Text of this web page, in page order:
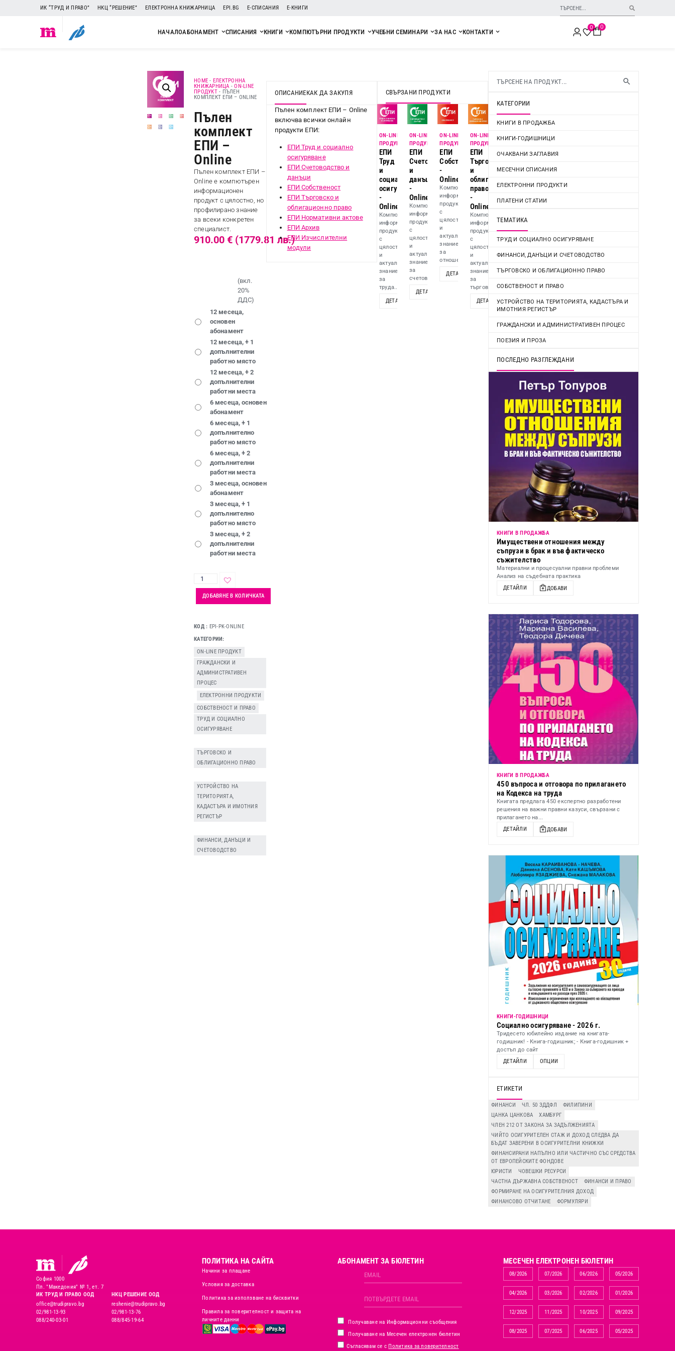
ИК “ТРУД И ПРАВО” НКЦ “РЕШЕНИЕ” ЕЛЕКТРОННА КНИЖАРНИЦА EPI.BG Е-СПИСАНИЯ Е-КНИГИ
НАЧАЛОАБОНАМЕНТ СПИСАНИЯ КНИГИ КОМПЮТЪРНИ ПРОДУКТИ УЧЕБНИ СЕМИНАРИ ЗА НАС КОНТАКТИ
0 0
HOME - ЕЛЕКТРОННА
КНИЖАРНИЦА -ON-LINE
ПРОДУКТ- ПЪЛЕН
КОМПЛЕКТ ЕПИ – ONLINE
Пълен
комплект
ЕПИ –
Online
Пълен комплект ЕПИ –
Online е компютърен
информационен
продукт с цялостно, но
профилирано знание
за всеки конкретен
специалист.
(вкл.
20%
ДДС)
12 месеца,
основен
абонамент
12 месеца, + 1
допълнителни
работно място
12 месеца, + 2
допълнителни
работни места
6 месеца, основен
абонамент
6 месеца, + 1
допълнително
работно място
6 месеца, + 2
допълнителни
работни места
3 месеца, основен
абонамент
3 месеца, + 1
допълнително
работно място
3 месеца, + 2
допълнителни
работни места
ДОБАВЯНЕ В КОЛИЧКАТА
КОД
EPI-PK-ONLINE
КАТЕГОРИИ
ON-LINE ПРОДУКТ
ГРАЖДАНСКИ И
АДМИНИСТРАТИВЕН
ПРОЦЕС
ЕЛЕКТРОННИ ПРОДУКТИ
СОБСТВЕНОСТ И ПРАВО
ТРУД И СОЦИАЛНО
ОСИГУРЯВАНЕ
ТЪРГОВСКО И
ОБЛИГАЦИОННО ПРАВО
УСТРОЙСТВО НА
ТЕРИТОРИЯТА,
КАДАСТЪРА И ИМОТНИЯ
РЕГИСТЪР
ФИНАНСИ, ДАНЪЦИ И
СЧЕТОВОДСТВО
ОПИСАНИЕКАК ДА ЗАКУПЯ
Пълен комплект ЕПИ – Online
включва всички онлайн
продукти ЕПИ:
ЕПИ Труд и социално
осигуряване
ЕПИ Счетоводство и
данъци
ЕПИ Собственост
ЕПИ Търговско и
облигационно право
ЕПИ Нормативни актове
ЕПИ Архив
ЕПИ Изчислителни
модули
СВЪРЗАНИ ПРОДУКТИ
ON-LINE
ПРОДУКТ
ЕПИ
Труд
и
социално
осигуряване
-
Online
Компютърен
информационен
продукт
с
цялостно
и
актуално
знание
за
труда...
ДЕТАЙЛИ
ON-LINE
ПРОДУКТ
ЕПИ
Счетоводство
и
данъци
-
Online
Компютърен
информационен
продукт
с
цялостно
и
актуално
знание
за
счетоводство,...
ДЕТАЙЛИ
ON-LINE
ПРОДУКТ
ЕПИ
Собственост
-
Online
Компютърен
информационен
продукт
с
цялостно
и
актуално
знание
за
отношенията...
ДЕТАЙЛИ ОПЦИИ
ON-LINE
ПРОДУКТ
ЕПИ
Търговско
и
облигационно
право
-
Online
Компютърен
информационен
продукт
с
цялостно
и
актуално
знание
за
търговско...
ДЕТАЙЛИ ОПЦИИ
КАТЕГОРИИ
КНИГИ В ПРОДАЖБА
KНИГИ-ГОДИШНИЦИ
ОЧАКВАНИ ЗАГЛАВИЯ
МЕСЕЧНИ СПИСАНИЯ
ЕЛЕКТРОННИ ПРОДУКТИ
ПЛАТЕНИ СТАТИИ
ТЕМАТИКА
ТРУД И СОЦИАЛНО ОСИГУРЯВАНЕ
ФИНАНСИ, ДАНЪЦИ И СЧЕТОВОДСТВО
ТЪРГОВСКО И ОБЛИГАЦИОННО ПРАВО
СОБСТВЕНОСТ И ПРАВО
УСТРОЙСТВО НА ТЕРИТОРИЯТА, КАДАСТЪРА И
ИМОТНИЯ РЕГИСТЪР
ГРАЖДАНСКИ И АДМИНИСТРАТИВЕН ПРОЦЕС
ПОЕЗИЯ И ПРОЗА
ПОСЛЕДНО РАЗГЛЕЖДАНИ
КНИГИ В ПРОДАЖБА
Имуществени отношения между
съпрузи в брак и във фактическо
съжителство
Материални и процесуални правни проблеми
Анализ на съдебната практика
ДЕТАЙЛИ
ДОБАВИ
КНИГИ В ПРОДАЖБА
450 въпроса и отговора по прилагането
на Кодекса на труда
Книгата предлага 450 експертно разработени
решения на важни правни казуси, свързани с
прилагането на...
ДЕТАЙЛИ
ДОБАВИ
KНИГИ-ГОДИШНИЦИ
Социално осигуряване - 2026 г.
Тридесето юбилейно издание на книгата-
годишник! - Книга-годишник; - Книга-годишник +
достъп до сайт
ДЕТАЙЛИ
ОПЦИИ
ЕТИКЕТИ
ФИНАНСИ ЧЛ. 50 ЗДДФЛ
ФИЛИПИНИ
ЦАНКА ЦАНКОВА
ХАМБУРГ
ЧЛЕН 212 ОТ ЗАКОНА ЗА ЗАДЪЛЖЕНИЯТА
ЧИЙТО ОСИГУРИТЕЛЕН СТАЖ И ДОХОД СЛЕДВА ДА
БЪДАТ ЗАВЕРЕНИ В ОСИГУРИТЕЛНИ КНИЖКИ
ФИНАНСИРАНИ НАПЪЛНО ИЛИ ЧАСТИЧНО СЪС СРЕДСТВА
ОТ ЕВРОПЕЙСКИТЕ ФОНДОВЕ
ЮРИСТИ
ЧОВЕШКИ РЕСУРСИ
ЧАСТНА ДЪРЖАВНА СОБСТВЕНОСТ
ФИНАНСИ И ПРАВО
ФОРМИРАНЕ НА ОСИГУРИТЕЛНИЯ ДОХОД
ФИНАНСОВО ОТЧИТАНЕ
ФОРМУЛЯРИ
София 1000
Пл. "Македония" № 1, ет. 7
ИК ТРУД И ПРАВО ООД
office@trudipravo.bg
02/981-13-93
088/240-03-01
НКЦ РЕШЕНИЕ ООД
reshenie@trudipravo.bg
02/981-13-76
088/845-19-64
ПОЛИТИКА НА САЙТА
Начини за плащане
Условия за доставка
Политика за използване на бисквитки
Правила за поверителност и защита на
личните данни
АБОНАМЕНТ ЗА БЮЛЕТИН
Получаване на Информационни съобщения
Получаване на Месечен електронен бюлетин
Съгласявам се сПолитика за поверителност
MЕСЕЧЕН ЕЛЕКТРОНЕН БЮЛЕТИН
08/2026 07/2026 06/2026 05/2026
04/2026 03/2026 02/2026 01/2026
12/2025 11/2025 10/2025 09/2025
08/2025 07/2025 06/2025 05/2025